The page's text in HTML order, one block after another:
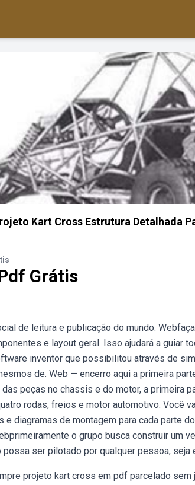
Kart Cross Estrutura Detalhada
Grátis
de leitura e publicação do mundo.
e layout geral. Isso ajudará a guiar
inventor que possibilitou através de
de. Web — encerro aqui a primeira
peças no chassis e do motor, a primeira
rodas, freios e motor automotivo. Você
diagramas de montagem para cada parte
o grupo busca construir um
ser pilotado por qualquer pessoa, seja
projeto kart cross em pdf parcelado